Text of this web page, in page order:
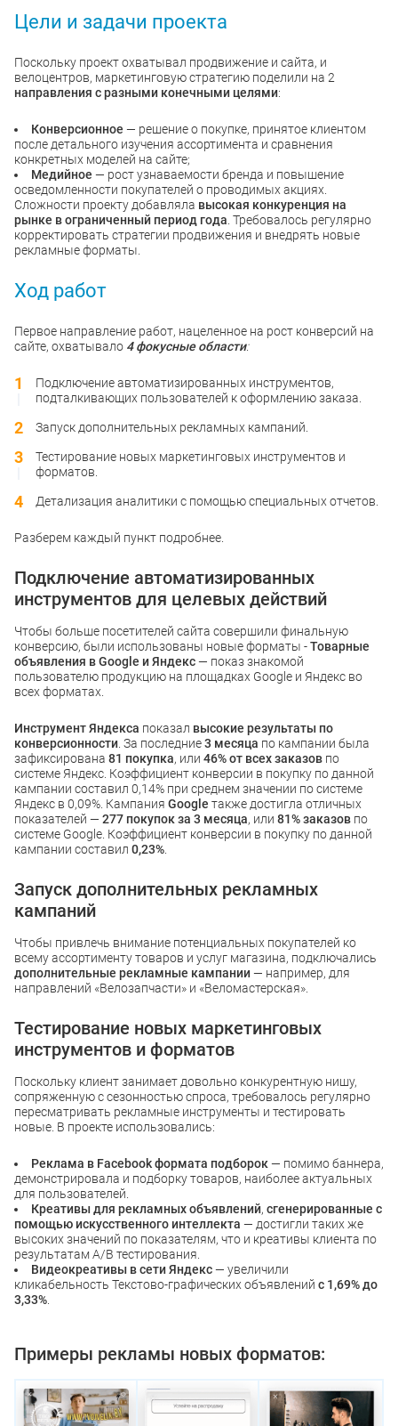
Цели и задачи проекта
Поскольку проект охватывал продвижение и сайта, и
велоцентров, маркетинговую стратегию поделили на 2
направления с разными конечными целями:
Конверсионное — решение о покупке, принятое клиентом
после детального изучения ассортимента и сравнения
конкретных моделей на сайте;
Медийное — рост узнаваемости бренда и повышение
осведомленности покупателей о проводимых акциях.
Сложности проекту добавляла высокая конкуренция на
рынке в ограниченный период года . Требовалось регулярно
корректировать стратегии продвижения и внедрять новые
рекламные форматы.
Ход работ
Первое направление работ, нацеленное на рост конверсий на
сайте, охватывало 4 фокусные области:
Подключение автоматизированных инструментов,
подталкивающих пользователей к оформлению заказа.
Запуск дополнительных рекламных кампаний.
Тестирование новых маркетинговых инструментов и
форматов.
Детализация аналитики с помощью специальных отчетов.
Разберем каждый пункт подробнее.
Подключение автоматизированных
инструментов для целевых действий
Чтобы больше посетителей сайта совершили финальную
конверсию, были использованы новые форматы -Товарные
объявления в Google и Яндекс— показ знакомой
пользователю продукцию на площадках Google и Яндекс во
всех форматах.
Инструмент Яндекса показал высокие результаты по
конверсионности . За последние3 месяца по кампании была
зафиксирована 81 покупка, или 46%от всех заказов по
системе Яндекс. Коэффициент конверсии в покупку по данной
кампании составил 0,14% при среднем значении по системе
Яндекс в 0,09%. Кампания Google также достигла отличных
показателей — 277 покупок за 3 месяца, или 81% заказов по
системе Google. Коэффициент конверсии в покупку по данной
кампании составил 0,23%
Запуск дополнительных рекламных
кампаний
Чтобы привлечь внимание потенциальных покупателей ко
всему ассортименту товаров и услуг магазина, подключались
дополнительные рекламные кампании— например, для
направлений «Велозапчасти» и «Веломастерская».
Тестирование новых маркетинговых
инструментов и форматов
Поскольку клиент занимает довольно конкурентную нишу,
сопряженную с сезонностью спроса, требовалось регулярно
пересматривать рекламные инструменты и тестировать
новые. В проекте использовались:
Реклама в Facebook формата подборок— помимо баннера,
демонстрировала и подборку товаров, наиболее актуальных
для пользователей.
Креативы для рекламных объявлений, сгенерированные с
помощью искусственного интеллекта — достигли таких же
высоких значений по показателям, что и креативы клиента по
результатам A/B тестирования.
Видеокреативы в сети Яндекс— увеличили
кликабельность Текстово-графических объявлений с 1,69% до
3,33%
Примеры рекламы новых форматов: